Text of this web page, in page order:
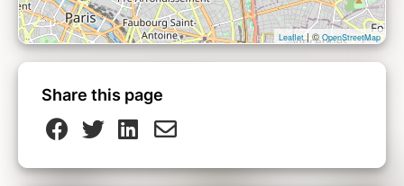
Leaflet| ©OpenStreetMap
Share this page